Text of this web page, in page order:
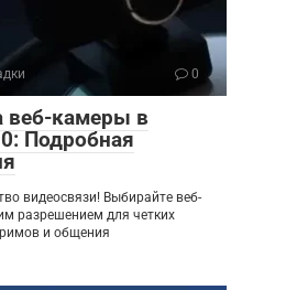
0
веб-камеры в
Подробная
видеосвязи! Выбирайте веб-
разрешением для четких
и общения